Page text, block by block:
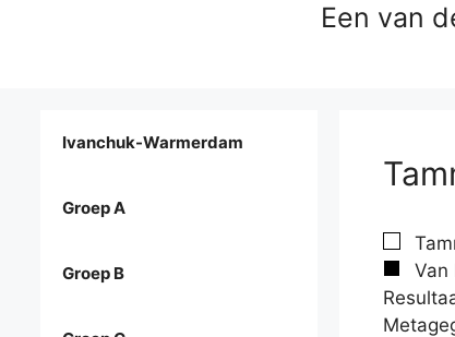
Een van
Van
Ivanchuk-Warmerdam
Groep A
Groep B